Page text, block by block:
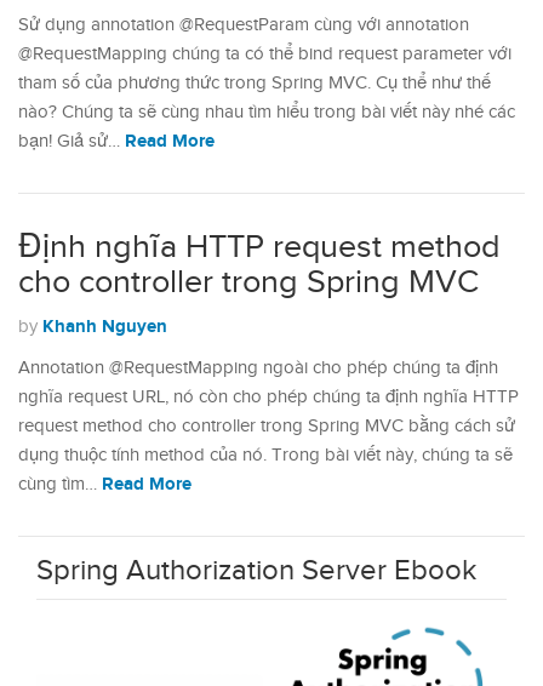
Sử dụng annotation @RequestParam cùng với annotation
@RequestMapping chúng ta có thể bind request parameter với
tham số của phương thức trong Spring MVC. Cụ thể như thế
nào? Chúng ta sẽ cùng nhau tìm hiểu trong bài viết này nhé các
bạn! Giả sử… Read More
Định nghĩa HTTP request method
cho controller trong Spring MVC
by Khanh Nguyen
Annotation @RequestMapping ngoài cho phép chúng ta định
nghĩa request URL, nó còn cho phép chúng ta định nghĩa HTTP
request method cho controller trong Spring MVC bằng cách sử
dụng thuộc tính method của nó. Trong bài viết này, chúng ta sẽ
cùng tìm… Read More
Spring Authorization Server Ebook